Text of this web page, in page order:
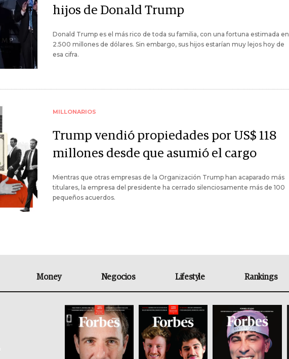
hijos de Donald Trump
Donald Trump es el más rico de toda su familia, con una fortuna estimada en
2.500 millones de dólares. Sin embargo, sus hijos estarían muy lejos hoy de
esa cifra.
MILLONARIOS
Trump vendió propiedades por US$ 118
millones desde que asumió el cargo
Mientras que otras empresas de la Organización Trump han acaparado más
titulares, la empresa del presidente ha cerrado silenciosamente más de 100
pequeños acuerdos.
Money Negocios Lifestyle Rankings